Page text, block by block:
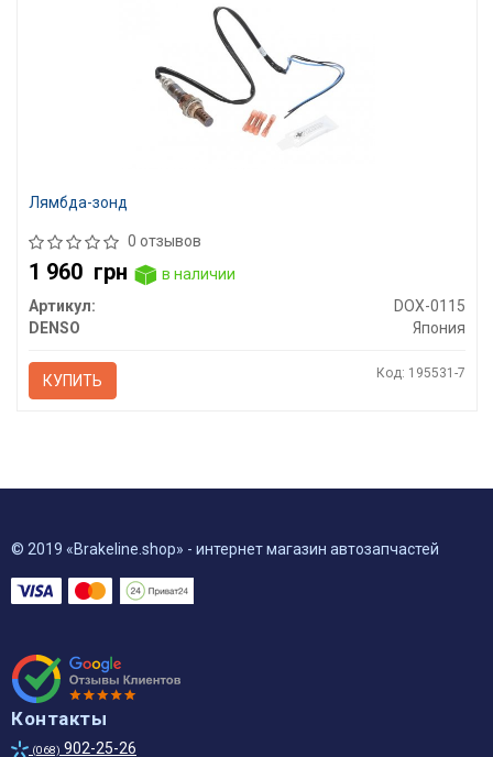
Лямбда-зонд
0 отзывов
1 960 грн
в наличии
Артикул:
DOX-0115
DENSO
Япония
КУПИТЬ Код: 195531-7
© 2019 «Brakeline.shop» - интернет магазин автозапчастей
Контакты
(068) 902-25-26